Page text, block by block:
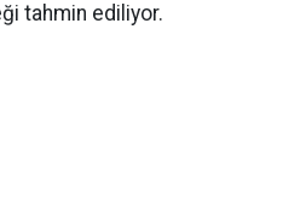
tahmin ediliyor.